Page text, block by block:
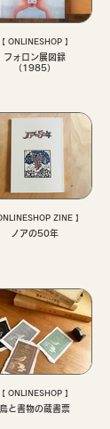
【 ONLINESHOP 】
フォロン展図録
（1985）
【 ONLINESHOP ZINE 】
ノアの50年
【 ONLINESHOP 】
鳥と書物の蔵書票